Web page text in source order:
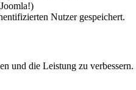
Nutzer gespeichert.
und die Leistung zu verbessern.